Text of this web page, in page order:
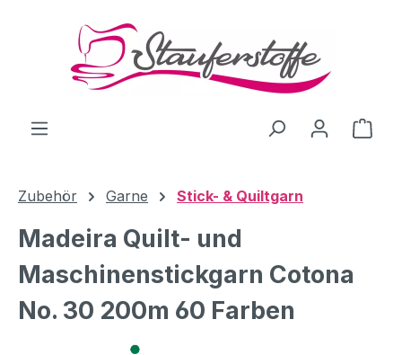
Zum Hauptinhalt springen
Zubehör Garne Stick- & Quiltgarn
Madeira Quilt- und
Maschinenstickgarn Cotona
No. 30 200m 60 Farben